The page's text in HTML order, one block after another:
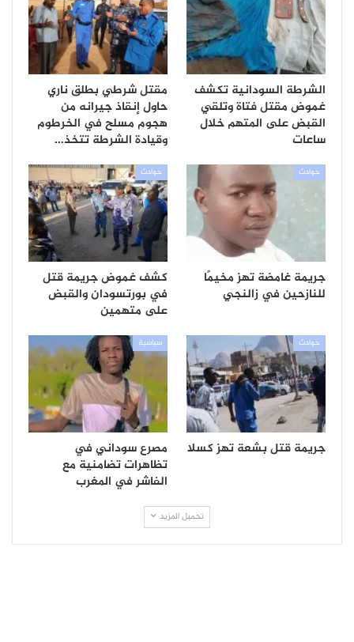
الشرطة السودانية تكشف
غموض مقتل فتاة وتلقي
القبض على المتهم خلال
ساعات
مقتل شرطي بطلق ناري
حاول إنقاذ جيرانه من
هجوم مسلح في الخرطوم
وقيادة الشرطة تتخذ…
حوادث
جريمة غامضة تهز مخيمًا
للنازحين في زالنجي
حوادث
كشف غموض جريمة قتل
في بورتسودان والقبض
على متهمين
حوادث
جريمة قتل بشعة تهز كسلا
سياسية
مصرع سوداني في
تظاهرات تضامنية مع
الفاشر في المغرب
تحميل المزيد